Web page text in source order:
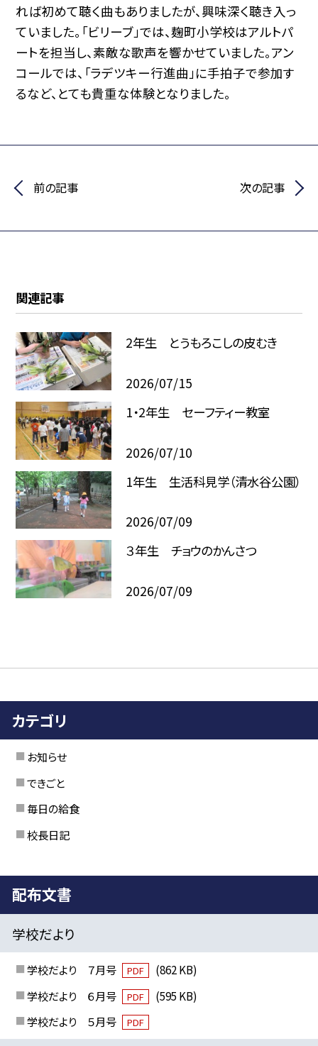
れば初めて聴く曲もありましたが、興味深く聴き入っ
ていました。「ビリーブ」では、麹町小学校はアルトパ
ートを担当し、素敵な歌声を響かせていました。アン
コールでは、「ラデツキー行進曲」に手拍子で参加す
るなど、とても貴重な体験となりました。
前の記事 次の記事
関連記事
2年生 とうもろこしの皮むき
2026/07/15
1・2年生 セーフティー教室
2026/07/10
1年生 生活科見学（清水谷公園）
2026/07/09
３年生 チョウのかんさつ
2026/07/09
カテゴリ
お知らせ
できごと
毎日の給食
校長日記
配布文書
学校だより
学校だより ７月号 PDF
(862 KB)
学校だより ６月号
PDF
(595 KB)
学校だより ５月号
PDF